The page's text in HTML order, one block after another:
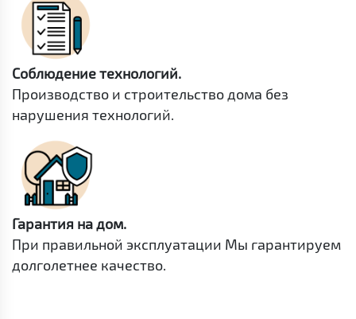
Соблюдение технологий.
Производство и строительство дома без
нарушения технологий.
Гарантия на дом.
При правильной эксплуатации Мы гарантируем
долголетнее качество.